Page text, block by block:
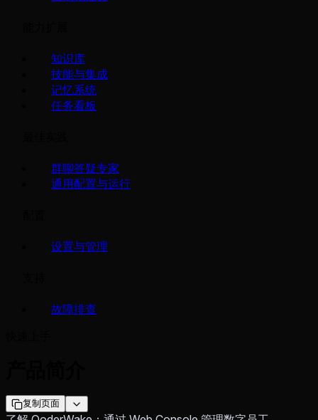
知识库
技能与集成
记忆系统
任务看板
群聊答疑专家
通用配置与运行
设置与管理
故障排查
复制页面